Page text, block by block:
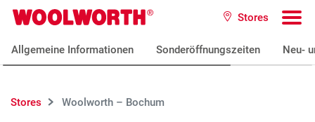
Zum Hauptinhalt
Woolworth GmbH Stores
Allgemeine Informationen Sonderöffnungszeiten Neu-
Stores Woolworth – Bochum